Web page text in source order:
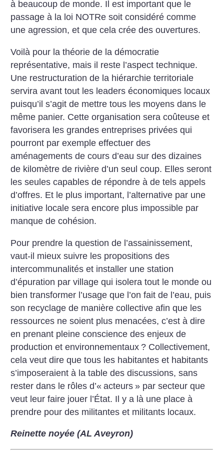
à beaucoup de monde. Il est important que le
passage à la loi NOTRe soit considéré comme
une agression, et que cela crée des ouvertures.
Voilà pour la théorie de la démocratie
représentative, mais il reste l’aspect technique.
Une restructuration de la hiérarchie territoriale
servira avant tout les leaders économiques locaux
puisqu’il s’agit de mettre tous les moyens dans le
même panier. Cette organisation sera coûteuse et
favorisera les grandes entreprises privées qui
pourront par exemple effectuer des
aménagements de cours d’eau sur des dizaines
de kilomètre de rivière d’un seul coup. Elles seront
les seules capables de répondre à de tels appels
d’offres. Et le plus important, l’alternative par une
initiative locale sera encore plus impossible par
manque de cohésion.
Pour prendre la question de l’assainissement,
vaut-il mieux suivre les propositions des
intercommunalités et installer une station
d’épuration par village qui isolera tout le monde ou
bien transformer l’usage que l’on fait de l’eau, puis
son recyclage de manière collective afin que les
ressources ne soient plus menacées, c’est à dire
en prenant pleine conscience des enjeux de
production et environnementaux ? Collectivement,
cela veut dire que tous les habitantes et habitants
s’imposeraient à la table des discussions, sans
rester dans le rôles d’« acteurs » par secteur que
veut leur faire jouer l’État. Il y a là une place à
prendre pour des militantes et militants locaux.
Reinette noyée (AL Aveyron)